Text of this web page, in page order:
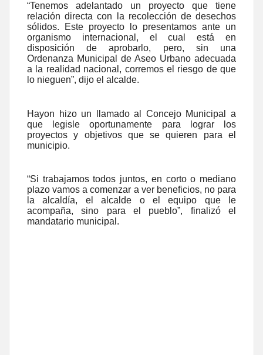
“Tenemos adelantado un proyecto que tiene
relación directa con la recolección de desechos
sólidos. Este proyecto lo presentamos ante un
organismo internacional, el cual está en
disposición de aprobarlo, pero, sin una
Ordenanza Municipal de Aseo Urbano adecuada
a la realidad nacional, corremos el riesgo de que
lo nieguen”, dijo el alcalde.
Hayon hizo un llamado al Concejo Municipal a
que legisle oportunamente para lograr los
proyectos y objetivos que se quieren para el
municipio.
“Si trabajamos todos juntos, en corto o mediano
plazo vamos a comenzar a ver beneficios, no para
la alcaldía, el alcalde o el equipo que le
acompaña, sino para el pueblo”, finalizó el
mandatario municipal.